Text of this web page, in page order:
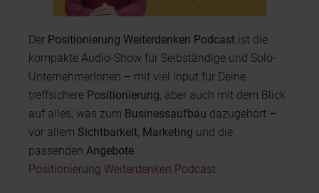
Der Positionierung Weiterdenken Podcast ist die
kompakte Audio-Show für Selbständige und Solo-
UnternehmerInnen – mit viel Input für Deine
treffsichere Positionierung , aber auch mit dem Blick
auf alles, was zum Businessaufbau dazugehört –
vor allem Sichtbarkeit Marketing und die
passenden Angebote
Positionierung Weiterdenken Podcast